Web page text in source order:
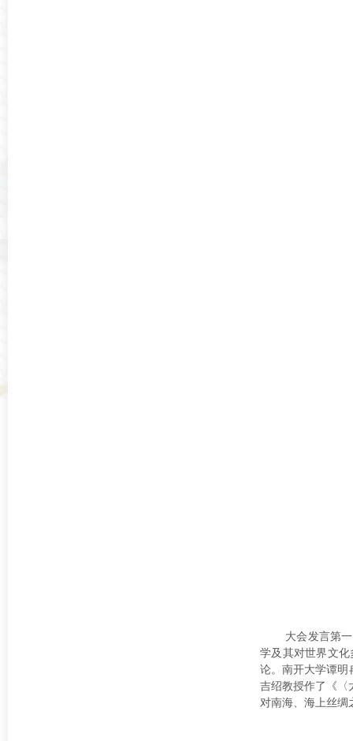
大会发言第
学及其对世界文
论。南开大学谭明
吉绍教授作了《〈
对南海、海上丝绸